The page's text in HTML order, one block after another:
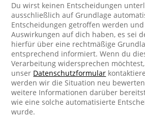
Du wirst keinen Entscheidungen
ausschließlich auf Grundlage
Entscheidungen getroffen werden
Auswirkungen auf dich haben, es sei
hierfür über eine rechtmäßige
entsprechend informiert. Wenn du
Verarbeitung widersprechen
unser Datenschutzformular
werden wir die Situation neu
weitere Informationen darüber
wie eine solche automatisierte
wurde.